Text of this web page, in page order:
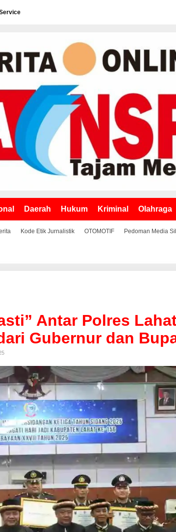
Daerah Hukum Kriminal Olahraga
Kode Etik Jurnalistik OTOMOTIF Pedoman Media
Antar Polres
Gubernur dan